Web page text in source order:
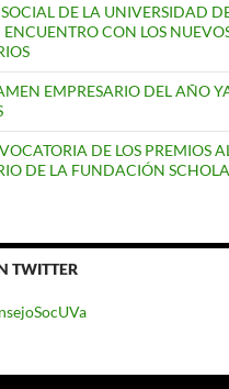
SOCIAL DE LA UNIVERSIDAD
ENCUENTRO CON LOS
EMPRESARIO DEL AÑO
DE LOS PREMIOS
DE LA FUNDACIÓN SCHOLA
TWITTER